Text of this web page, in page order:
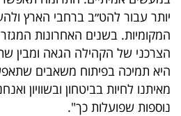
יותר עבור להט״ב ברחבי הארץ
המקומיות. בשנים האחרונות
הצרכני של הקהילה הגאה ומבין
היא תמיכה בפיתוח משאבים
מאיתנו לחיות בביטחון ובשוויון
נוספות שפועלות כך".